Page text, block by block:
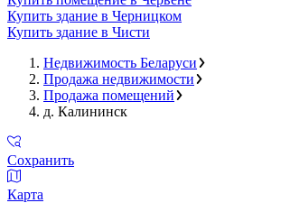
Купить здание в Черницком
Купить здание в Чисти
Недвижимость Беларуси
Продажа недвижимости
Продажа помещений
д. Калининск
Сохранить
Карта